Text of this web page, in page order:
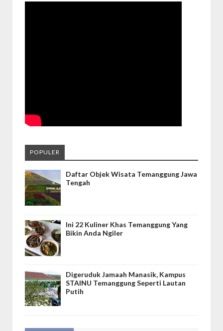
POPULER
Daftar Objek Wisata Temanggung Jawa
Tengah
Ini 22 Kuliner Khas Temanggung Yang
Bikin Anda Ngiler
Digeruduk Jamaah Manasik, Kampus
STAINU Temanggung Seperti Lautan
Putih